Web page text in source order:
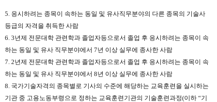
5. 응시하려는 종목이 속하는 동일 및 유사직무분야의 다른 종목의 기술사
등급의 자격을 취득한 사람
6. 3년제 전문대학 관련학과 졸업자등으로서 졸업 후 응시하려는 종목이 속
하는 동일 및 유사 직무분야에서 7년 이상 실무에 종사한 사람
7. 2년제 전문대학 관련학과 졸업자등으로서 졸업 후 응시하려는 종목이 속
하는 동일 및 유사 직무분야에서 8년 이상 실무에 종사한 사람
8. 국가기술자격의 종목별로 기사의 수준에 해당하는 교육훈련을 실시하는
기관 중 고용노동부령으로 정하는 교육훈련기관의 기술훈련과정(이하 “기